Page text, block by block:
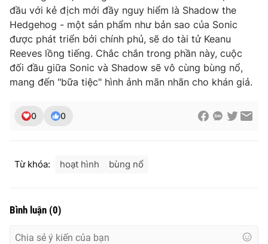
đầu với kẻ địch mới đầy nguy hiểm là Shadow the
Hedgehog - một sản phẩm như bản sao của Sonic
được phát triển bởi chính phủ, sẽ do tài tử Keanu
Reeves lồng tiếng. Chắc chắn trong phần này, cuộc
đối đầu giữa Sonic và Shadow sẽ vô cùng bùng nổ,
mang đến "bữa tiệc" hình ảnh mãn nhãn cho khán giả.
0 0
Từ khóa: hoạt hình bùng nổ
Bình luận (0)